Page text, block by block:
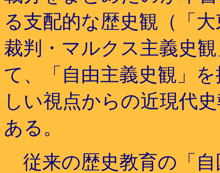
る支配的な歴史観（「
裁判・マルクス主義史
て、「自由主義史観」
しい視点からの近現代
ある。
従来の歴史教育の「